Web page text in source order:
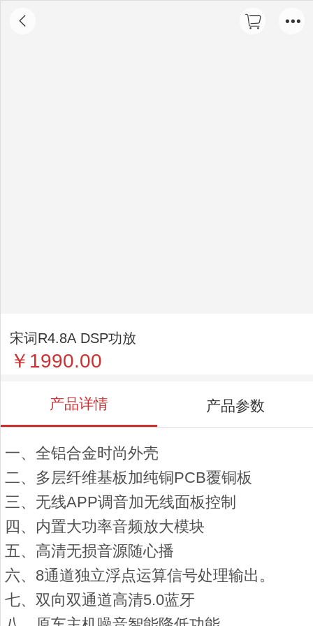
宋词R4.8A DSP功放
￥1990.00
产品详情 产品参数
一、全铝合金时尚外壳
二、多层纤维基板加纯铜PCB覆铜板
三、无线APP调音加无线面板控制
四、内置大功率音频放大模块
五、高清无损音源随心播
六、8通道独立浮点运算信号处理输出。
七、双向双通道高清5.0蓝牙